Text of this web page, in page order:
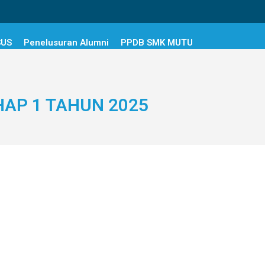
Penelusuran Alumni PPDB SMK MUTU
1 TAHUN 2025